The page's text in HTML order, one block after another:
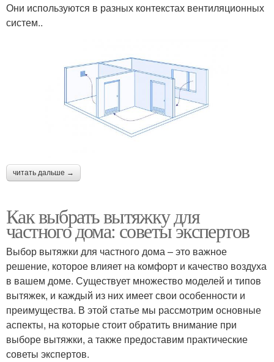
Они используются в разных контекстах вентиляционных
систем..
читать дальше →
Как выбрать вытяжку для
частного дома: советы экспертов
Выбор вытяжки для частного дома – это важное
решение, которое влияет на комфорт и качество воздуха
в вашем доме. Существует множество моделей и типов
вытяжек, и каждый из них имеет свои особенности и
преимущества. В этой статье мы рассмотрим основные
аспекты, на которые стоит обратить внимание при
выборе вытяжки, а также предоставим практические
советы экспертов.